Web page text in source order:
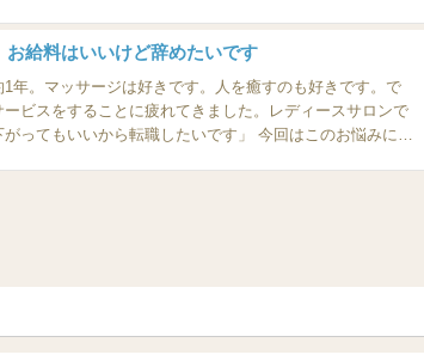
お給料はいいけど辞めたいです
1年。マッサージは好きです。人を癒すのも好きです。で
ビスをすることに疲れてきました。レディースサロンで
ってもいいから転職したいです」 今回はこのお悩みにお
あるので、...